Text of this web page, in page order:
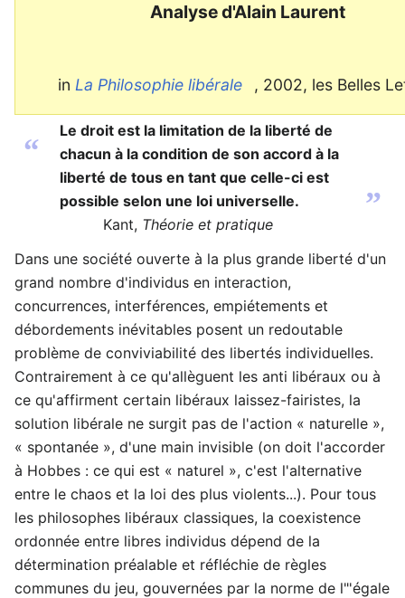
Analyse d'Alain Laurent
inLa Philosophie libérale , 2002, les Belles
“
Le droit est la limitation de la liberté de
chacun à la condition de son accord à la
liberté de tous en tant que celle-ci est
possible selon une loi universelle.
Kant, Théorie et pratique
”
Dans une société ouverte à la plus grande liberté d'un
grand nombre d'individus en interaction,
concurrences, interférences, empiétements et
débordements inévitables posent un redoutable
problème de conviviabilité des libertés individuelles.
Contrairement à ce qu'allèguent les anti libéraux ou à
ce qu'affirment certain libéraux laissez-fairistes, la
solution libérale ne surgit pas de l'action « naturelle »,
« spontanée », d'une main invisible (on doit l'accorder
à Hobbes : ce qui est « naturel », c'est l'alternative
entre le chaos et la loi des plus violents...). Pour tous
les philosophes libéraux classiques, la coexistence
ordonnée entre libres individus dépend de la
détermination préalable et réfléchie de règles
communes du jeu, gouvernées par la norme de l"'égale